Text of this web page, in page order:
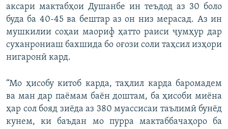
аксари мактабҳои Душанбе ин теъдод аз 30 боло
буда ба 40-45 ва бештар аз он низ мерасад. Аз ин
мушкилии соҳаи маориф ҳатто раиси ҷумҳур дар
суханрониаш бахшида бо оғози соли таҳсил изҳори
нигаронӣ кард.
“Мо ҳисобу китоб карда, таҳлил карда баромадем
ва ман дар паёмам баён доштам, ба ҳисоби миёна
ҳар сол бояд зиёда аз 380 муассисаи таълимӣ бунёд
кунем, ки баъдан мо пурра мактаббачаҳоро ба